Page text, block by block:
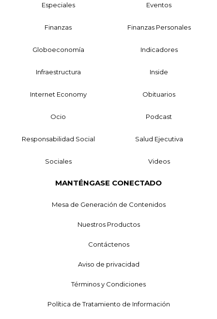
Especiales Eventos
Finanzas Finanzas Personales
Globoeconomía Indicadores
Infraestructura Inside
Internet Economy Obituarios
Ocio Podcast
Responsabilidad Social Salud Ejecutiva
Sociales Videos
MANTÉNGASE CONECTADO
Mesa de Generación de Contenidos
Nuestros Productos
Contáctenos
Aviso de privacidad
Términos y Condiciones
Política de Tratamiento de Información